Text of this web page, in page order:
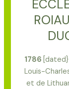
1786
Louis-
et de